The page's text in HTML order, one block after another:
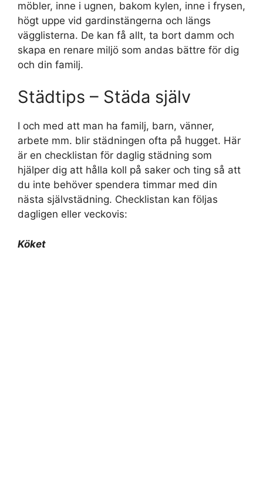
möbler, inne i ugnen, bakom kylen, inne i frysen,
högt uppe vid gardinstängerna och längs
vägglisterna. De kan få allt, ta bort damm och
skapa en renare miljö som andas bättre för dig
och din familj.
Städtips – Städa själv
I och med att man ha familj, barn, vänner,
arbete mm. blir städningen ofta på hugget. Här
är en checklistan för daglig städning som
hjälper dig att hålla koll på saker och ting så att
du inte behöver spendera timmar med din
nästa självstädning. Checklistan kan följas
dagligen eller veckovis:
Köket